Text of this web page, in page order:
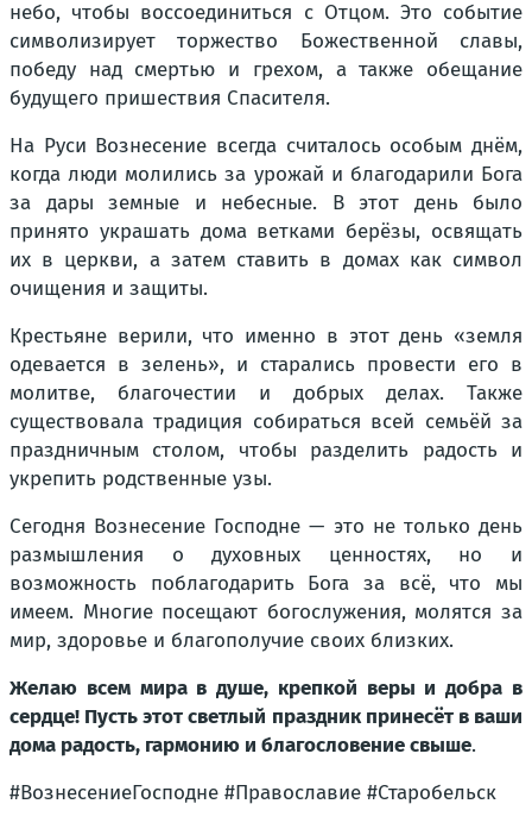
небо, чтобы воссоединиться с Отцом. Это событие
символизирует торжество Божественной славы,
победу над смертью и грехом, а также обещание
будущего пришествия Спасителя.
На Руси Вознесение всегда считалось особым днём,
когда люди молились за урожай и благодарили Бога
за дары земные и небесные. В этот день было
принято украшать дома ветками берёзы, освящать
их в церкви, а затем ставить в домах как символ
очищения и защиты.
Крестьяне верили, что именно в этот день «земля
одевается в зелень», и старались провести его в
молитве, благочестии и добрых делах. Также
существовала традиция собираться всей семьёй за
праздничным столом, чтобы разделить радость и
укрепить родственные узы.
Сегодня Вознесение Господне — это не только день
размышления о духовных ценностях, но и
возможность поблагодарить Бога за всё, что мы
имеем. Многие посещают богослужения, молятся за
мир, здоровье и благополучие своих близких.
Желаю всем мира в душе, крепкой веры и добра в
сердце! Пусть этот светлый праздник принесёт в ваши
дома радость, гармонию и благословение свыше.
#ВознесениеГосподне #Православие #Старобельск